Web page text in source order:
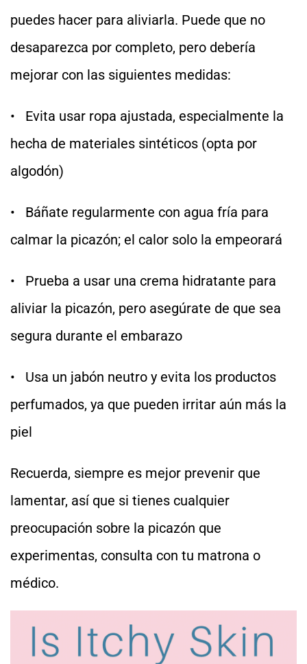
puedes hacer para aliviarla. Puede que no
desaparezca por completo, pero debería
mejorar con las siguientes medidas:
• Evita usar ropa ajustada, especialmente la
hecha de materiales sintéticos (opta por
algodón)
• Báñate regularmente con agua fría para
calmar la picazón; el calor solo la empeorará
• Prueba a usar una crema hidratante para
aliviar la picazón, pero asegúrate de que sea
segura durante el embarazo
• Usa un jabón neutro y evita los productos
perfumados, ya que pueden irritar aún más la
piel
Recuerda, siempre es mejor prevenir que
lamentar, así que si tienes cualquier
preocupación sobre la picazón que
experimentas, consulta con tu matrona o
médico.